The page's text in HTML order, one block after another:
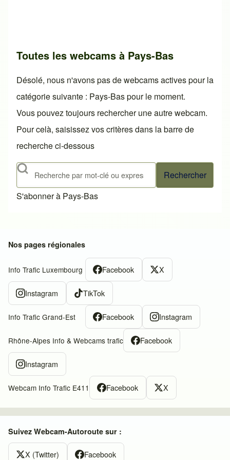
Toutes les webcams à Pays-Bas
Désolé, nous n'avons pas de webcams actives pour la
catégorie suivante : Pays-Bas pour le moment.
Vous pouvez toujours rechercher une autre webcam.
Pour celà, saisissez vos critères dans la barre de
recherche ci-dessous
Rechercher
S'abonner à Pays-Bas
Nos pages régionales
Info Trafic Luxembourg Facebook X
Instagram TikTok
Info Trafic Grand-Est Facebook Instagram
Rhône-Alpes Info & Webcams trafic Facebook
Instagram
Webcam Info Trafic E411 Facebook X
Suivez Webcam-Autoroute sur :
X (Twitter) Facebook